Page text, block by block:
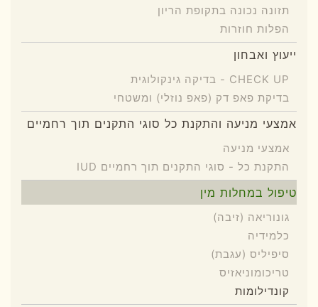
תזונה נכונה בתקופת הריון
הפלות חוזרות
ייעוץ ואבחון
CHECK UP - בדיקה גינקולוגית
בדיקת פאפ דק (פאפ נוזלי) ומשטחי
אמצעי מניעה והתקנת כל סוגי התקנים תוך רחמיים
אמצעי מניעה
התקנת כל - סוגי התקנים תוך רחמיים IUD
טיפול במחלות מין
גונוריאה (זיבה)
כלמידיה
סיפיליס (עגבת)
טריכומוניאזיס
קונדילומות